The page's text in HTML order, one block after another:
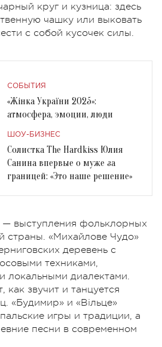
круг и кузница: здесь
чашку или выковать
с собой кусочек силы.
СОБЫТИЯ
«Жінка України 2025»:
атмосфера, эмоции, люди
ШОУ-БИЗНЕС
Солистка The Hardkiss Юлия
Санина впервые о муже за
границей: «Это наше решение»
выступления фольклорных
страны. «Михайлове Чудо»
деревень с
техниками,
локальными диалектами.
как звучит и танцуется
«Будимир» и «Вільце»
игры и традиции, а
песни в современном